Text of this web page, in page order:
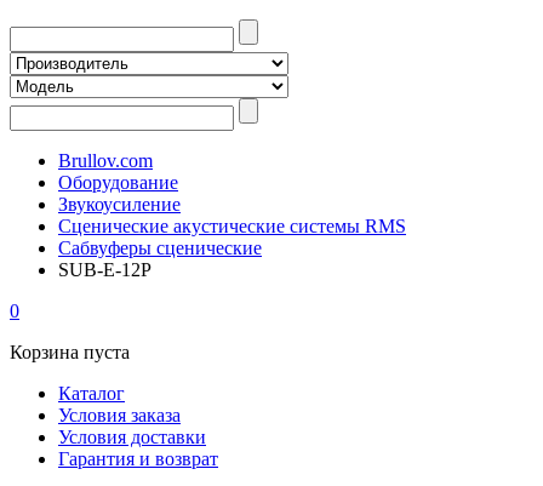
Brullov.com
Оборудование
Звукоусиление
Сценические акустические системы RMS
Сабвуферы сценические
SUB-E-12P
0
Корзина пуста
Каталог
Условия заказа
Условия доставки
Гарантия и возврат